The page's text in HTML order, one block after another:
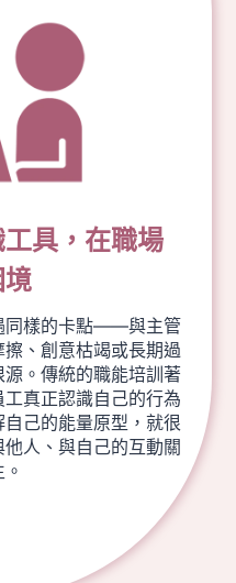
具，在職場
同樣的卡點——與主管
、創意枯竭或長期過
。傳統的職能培訓著
真正認識自己的行為
己的能量原型，就很
人、與自己的互動關